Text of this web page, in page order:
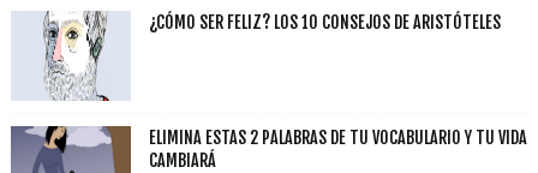
¿CÓMO SER FELIZ? LOS 10 CONSEJOS DE ARISTÓTELES
ELIMINA ESTAS 2 PALABRAS DE TU VOCABULARIO Y TU VIDA
CAMBIARÁ